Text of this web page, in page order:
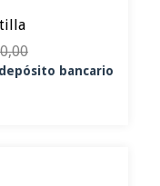
bancario